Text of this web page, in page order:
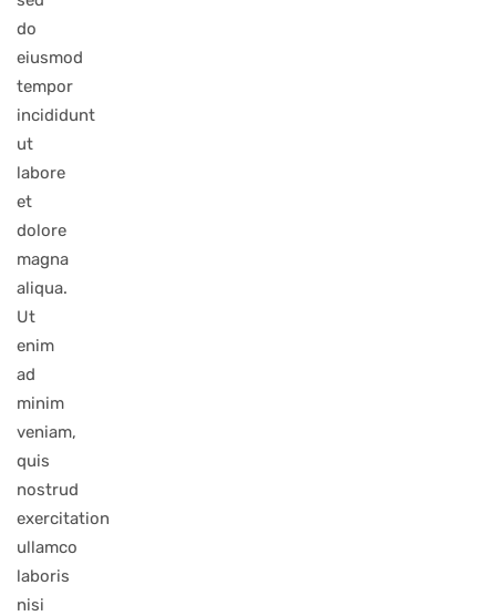
do
eiusmod
tempor
incididunt
ut
labore
et
dolore
magna
aliqua.
Ut
enim
ad
minim
veniam,
quis
nostrud
exercitation
ullamco
laboris
nisi